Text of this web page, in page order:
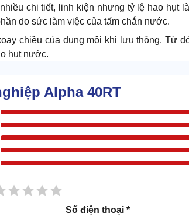
chi tiết, linh kiện nhưng tỷ lệ hao hụt
do sức làm việc của tấm chắn nước.
chiều của dung môi khi lưu thông. Từ
hụt nước.
Alpha 40RT
5 sao
4 sao
3 sao
2 sao
sao
Số điện thoại *